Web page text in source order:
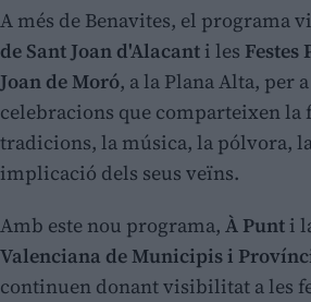
A més de Benavites, el programa
de Sant Joan d'Alacant i les Festes
Joan de Moró, a la Plana Alta, per
celebracions que comparteixen la
tradicions, la música, la pólvora,
implicació dels seus veïns.
Amb este nou programa, À Punt i
Valenciana de Municipis i
continuen donant visibilitat a les